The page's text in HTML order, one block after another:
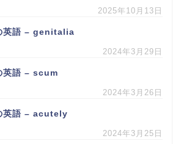
2025年10月13日
英語 – genitalia
2024年3月29日
英語 – scum
2024年3月26日
英語 – acutely
2024年3月25日